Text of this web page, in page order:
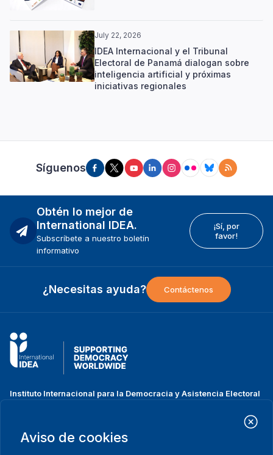
July 22, 2026
IDEA Internacional y el Tribunal
Electoral de Panamá dialogan sobre
inteligencia artificial y próximas
iniciativas regionales
Síguenos
Obtén lo mejor de
International IDEA.
Subscríbete a nuestro boletín
informativo
¡Sí, por
favor!
¿Necesitas ayuda? Contáctenos
Instituto Internacional para la Democracia y Asistencia Electoral
Strömsborgsbron 1
SE-103 34 Estocolmo
Aviso de cookies